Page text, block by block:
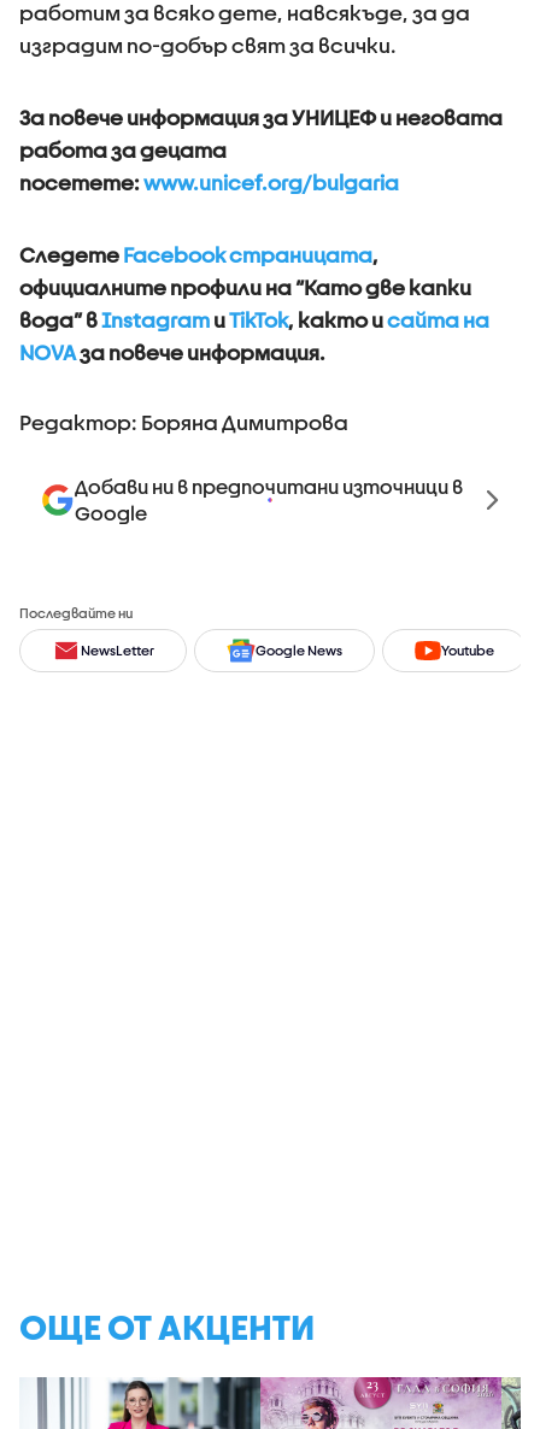
работим за всяко дете, навсякъде, за да
изградим по-добър свят за всички.
За повече информация за УНИЦЕФ и неговата
работа за децата
посетете:www.unicef.org/bulgaria
Следете Facebook страницата,
официалните профили на “Като две капки
вода” вInstagram иTikTok, както исайта на
NOVAза повече информация.
Редактор: Боряна Димитрова
Добави ни в предпочитани източници в
Google
Последвайте ни
NewsLetter Google News Youtube
ОЩЕ ОТ АКЦЕНТИ